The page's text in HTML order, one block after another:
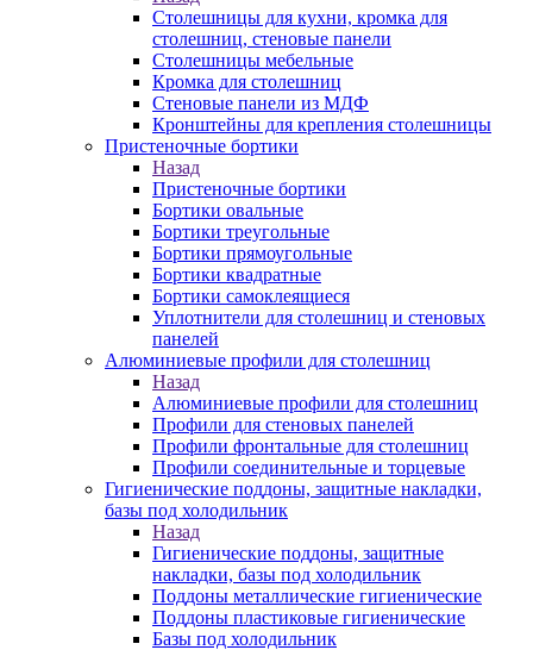
Столешницы для кухни, кромка для
столешниц, стеновые панели
Столешницы мебельные
Кромка для столешниц
Стеновые панели из МДФ
Кронштейны для крепления столешницы
Пристеночные бортики
Назад
Пристеночные бортики
Бортики овальные
Бортики треугольные
Бортики прямоугольные
Бортики квадратные
Бортики самоклеящиеся
Уплотнители для столешниц и стеновых
панелей
Алюминиевые профили для столешниц
Назад
Алюминиевые профили для столешниц
Профили для стеновых панелей
Профили фронтальные для столешниц
Профили соединительные и торцевые
Гигиенические поддоны, защитные накладки,
базы под холодильник
Назад
Гигиенические поддоны, защитные
накладки, базы под холодильник
Поддоны металлические гигиенические
Поддоны пластиковые гигиенические
Базы под холодильник